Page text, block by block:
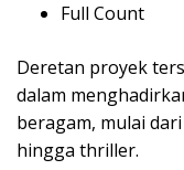
Full Count
Deretan proyek
dalam
beragam, mulai
hingga thriller.